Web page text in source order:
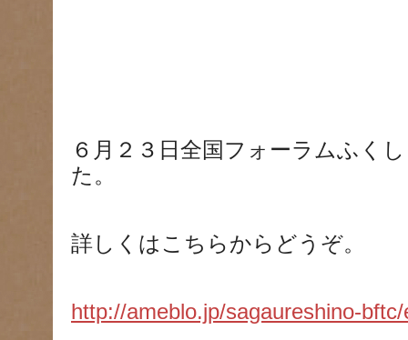
６月２３日全国フォーラムふく
た。
詳しくはこちらからどうぞ。
http://ameblo.jp/sagaureshino-